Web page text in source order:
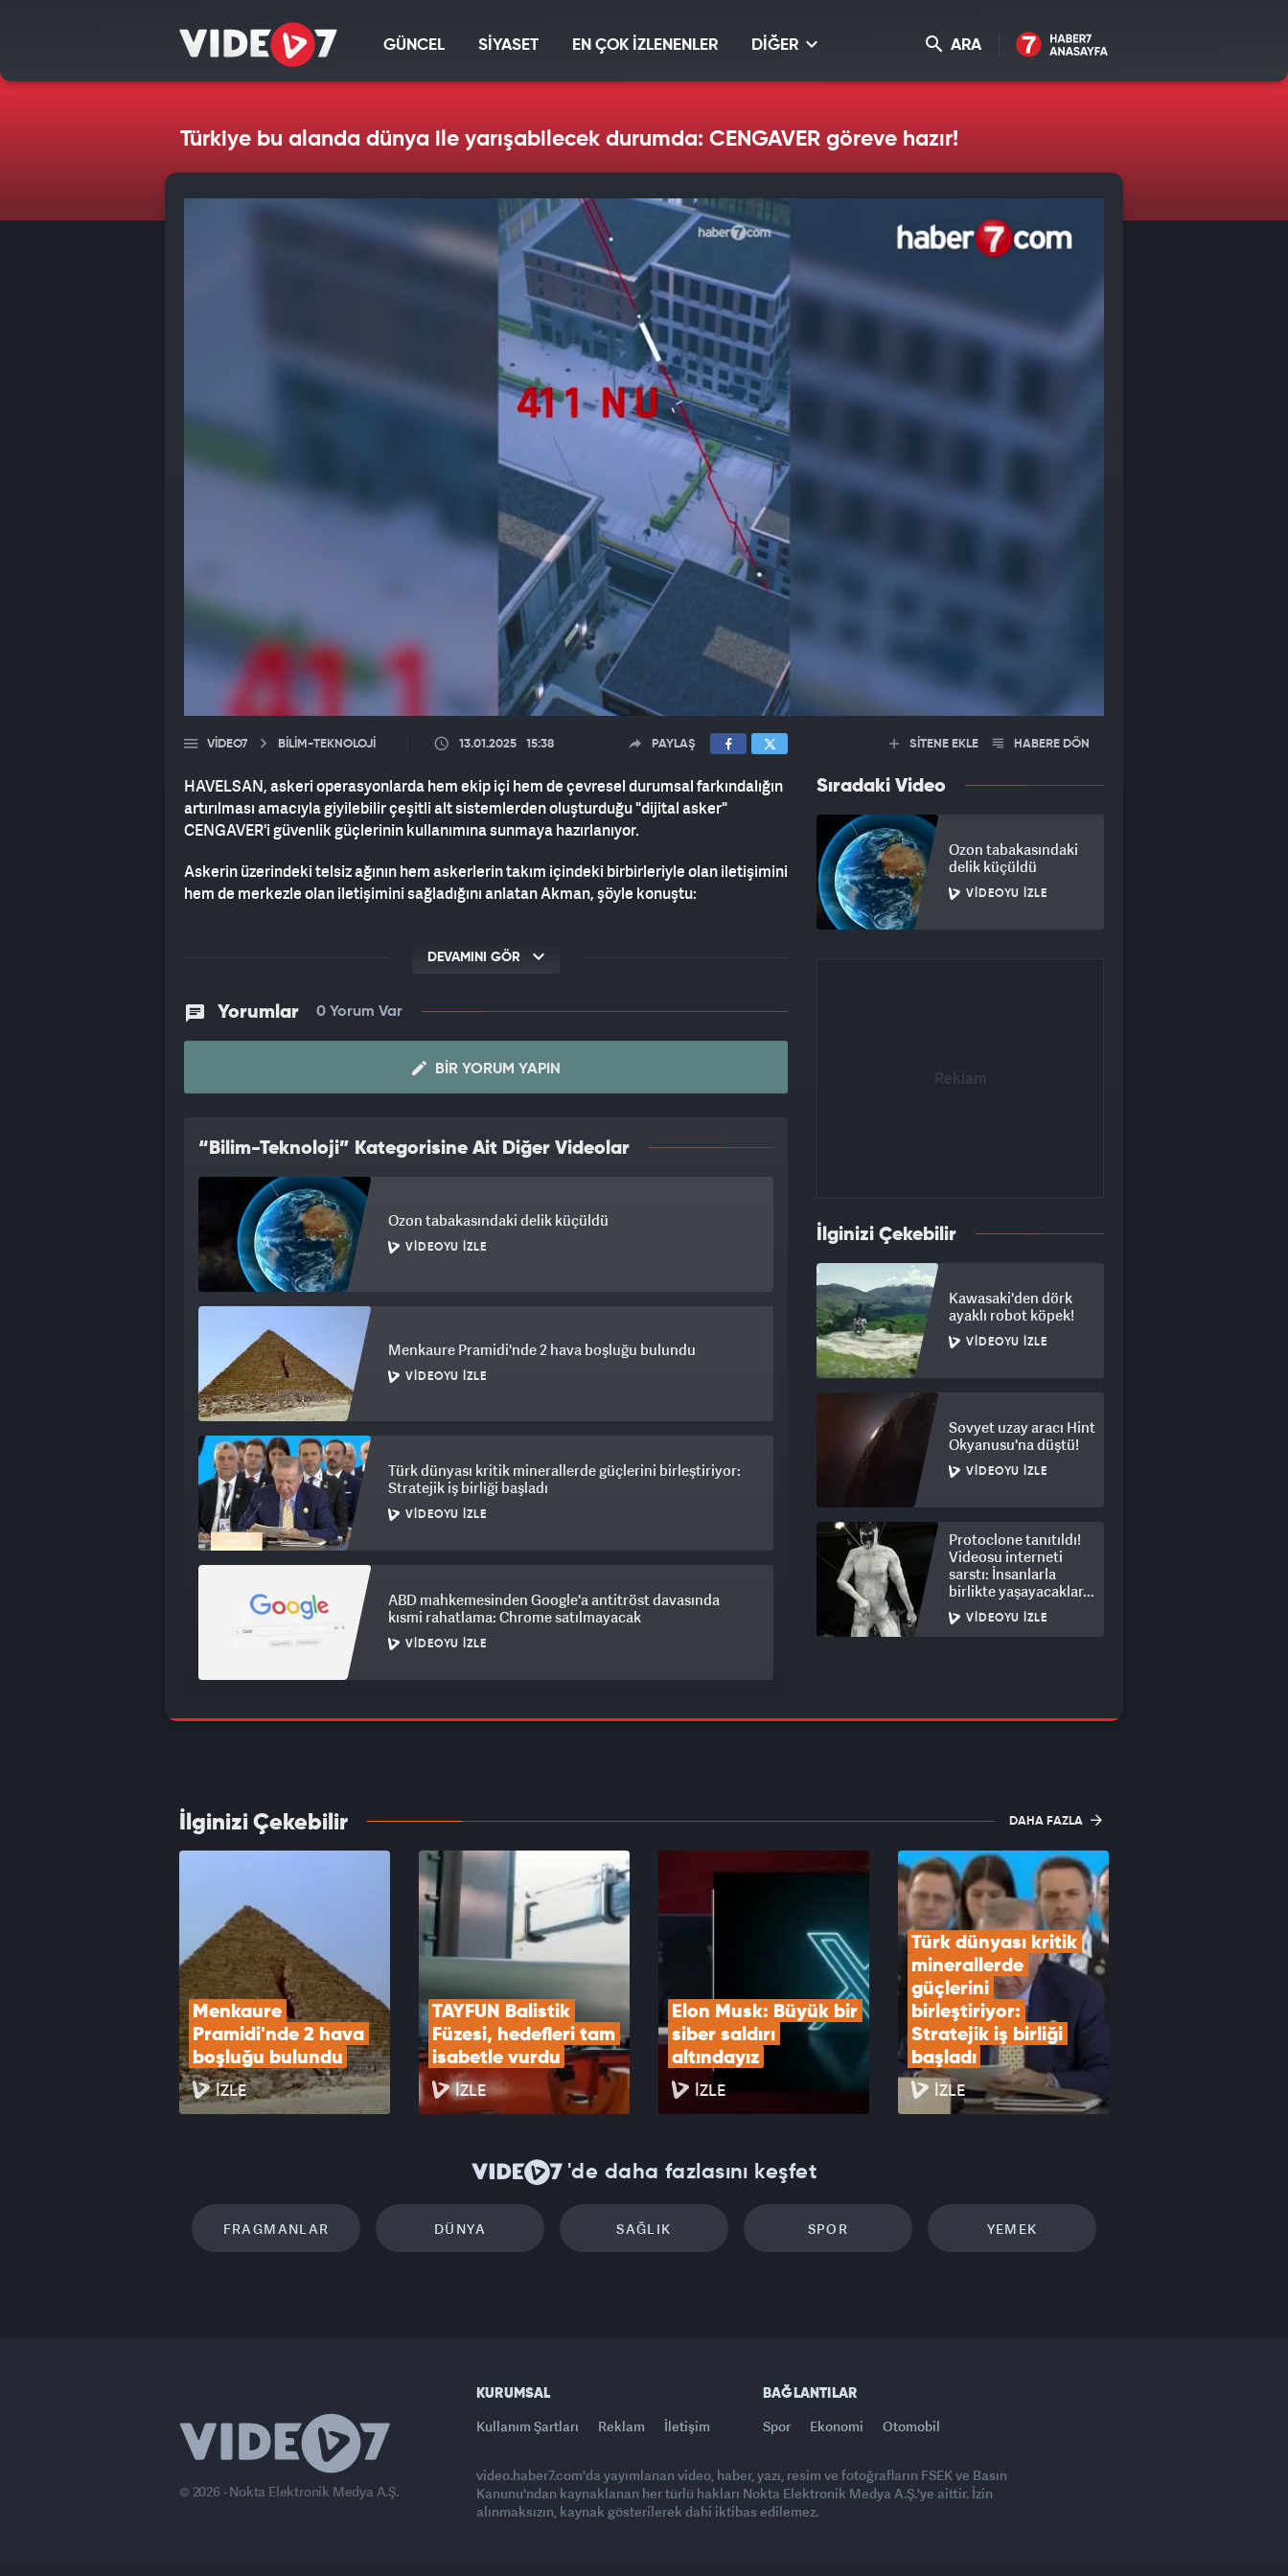
GÜNCEL SİYASET EN ÇOK İZLENENLER DİĞER ARA
Türkiye bu alanda dünya ile yarışabilecek durumda: CENGAVER göreve hazır!
VIDEO7 BILIM-TEKNOLOJI 13.01.2025 15:38 PAYLAŞ
HAVELSAN, askeri operasyonlarda hem ekip içi hem de çevresel durumsal farkındalığın
artırılması amacıyla giyilebilir çeşitli alt sistemlerden oluşturduğu "dijital asker"
CENGAVER'i güvenlik güçlerinin kullanımına sunmaya hazırlanıyor.
Askerin üzerindeki telsiz ağının hem askerlerin takım içindeki birbirleriyle olan iletişimini
hem de merkezle olan iletişimini sağladığını anlatan Akman, şöyle konuştu:
DEVAMINI GÖR
Yorumlar 0 Yorum Var
BIR YORUM YAPIN
“Bilim-Teknoloji” Kategorisine Ait Diğer Videolar
Ozon tabakasındaki delik küçüldü
VIDEOYU İZLE
Menkaure Pramidi'nde 2 hava boşluğu bulundu
VIDEOYU İZLE
Türk dünyası kritik minerallerde güçlerini birleştiriyor:
Stratejik iş birliği başladı
VIDEOYU İZLE
ABD mahkemesinden Google'a antitröst davasında
kısmi rahatlama: Chrome satılmayacak
VIDEOYU İZLE
Google, ''Baş Yapay Zeka Mimarı'' pozisyonuna Türk
mühendisi atadı
VIDEOYU İZLE
SİTENE EKLE HABERE DÖN
Sıradaki Video
Ozon tabakasındaki
delik küçüldü
VIDEOYU İZLE
İlginizi Çekebilir
Kawasaki'den dörk
ayaklı robot köpek!
VIDEOYU İZLE
Sovyet uzay aracı Hint
Okyanusu'na düştü!
VIDEOYU İZLE
Protoclone tanıtıldı!
Videosu interneti
sarstı: İnsanlarla
birlikte yaşayacaklar...
VIDEOYU İZLE
İlginizi Çekebilir DAHA FAZLA
Menkaure
Pramidi'nde 2 hava
boşluğu bulundu
İZLE
TAYFUN Balistik
Füzesi, hedefleri tam
isabetle vurdu
İZLE
Elon Musk: Büyük bir
siber saldırı
altındayız
İZLE
Türk dünyası kritik
minerallerde
güçlerini
birleştiriyor:
Stratejik iş birliği
başladı
İZLE
'de daha fazlasını keşfet
FRAGMANLAR DÜNYA SAĞLIK SPOR YEMEK
© 2026 - Nokta Elektronik Medya A.Ş.
KURUMSAL
Kullanım Şartları Reklam İletişim
BAĞLANTILAR
Spor Ekonomi Otomobil
video.haber7.com'da yayımlanan video, haber, yazı, resim ve fotoğrafların FSEK ve Basın
Kanunu'ndan kaynaklanan her türlü hakları Nokta Elektronik Medya A.Ş.'ye aittir. İzin
alınmaksızın, kaynak gösterilerek dahi iktibas edilemez.